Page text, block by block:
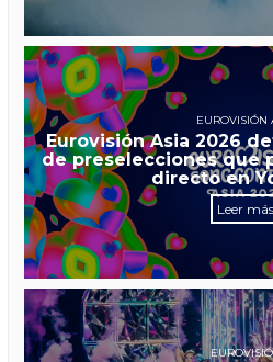
EUROVISIÓN
Eurovisión Asia 2026
de preselecciones que
directo en
Leer más